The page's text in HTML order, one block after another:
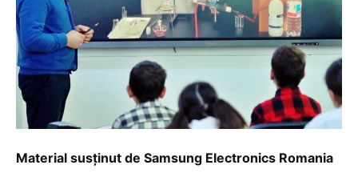
Material susținut de Samsung Electronics Romania